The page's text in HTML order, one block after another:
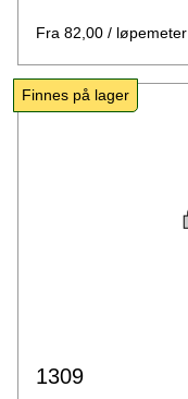
Fra 82,00 / løpemeter
Finnes på lager
1309